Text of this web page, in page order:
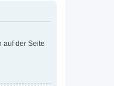
auf der Seite